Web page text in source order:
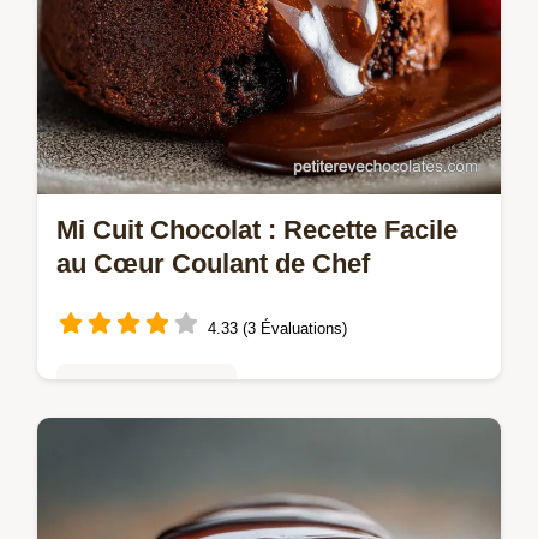
Mi Cuit Chocolat : Recette Facile
au Cœur Coulant de Chef
4.33 (3 Évaluations)
les secrets pour un dessert au chocolat